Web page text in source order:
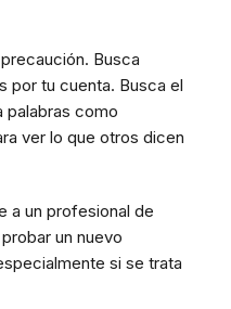
Busca
por tu cuenta. Busca el
palabras como
ver lo que otros dicen
a un profesional de
un nuevo
si se trata